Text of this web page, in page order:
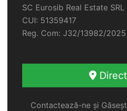
SC Eurosib Real Estate SRL
CUI: 51359417
Reg. Com: J32/13982/2025
Contactează-ne și